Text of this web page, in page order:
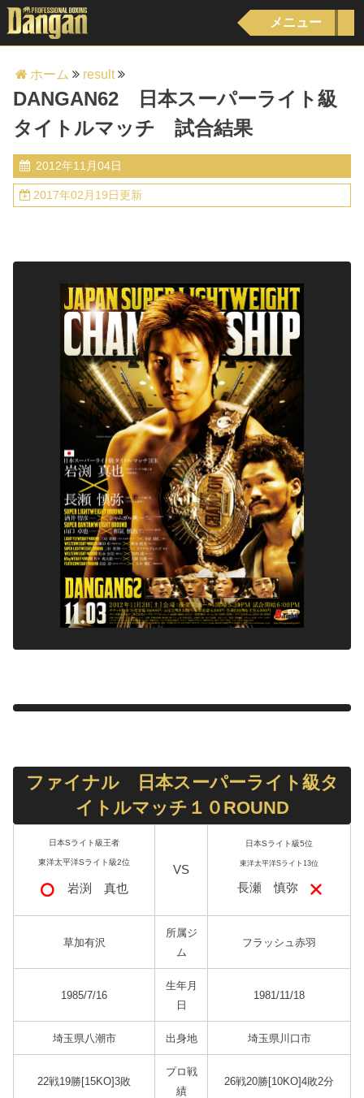
メニュー
ホーム result
DANGAN62 日本スーパーライト級
タイトルマッチ 試合結果
2012年11月04日
2017年02月19日更新
ファイナル 日本スーパーライト級タ
イトルマッチ１０ROUND
日本Sライト級王者
東洋太平洋Sライト級2位
岩渕 真也
VS
日本Sライト級5位
東洋太平洋Sライト13位
長瀬 慎弥
草加有沢
所属ジ
ム
フラッシュ赤羽
1985/7/16
生年月
日
1981/11/18
埼玉県八潮市 出身地 埼玉県川口市
22戦19勝[15KO]3敗
プロ戦
績
26戦20勝[10KO]4敗2分